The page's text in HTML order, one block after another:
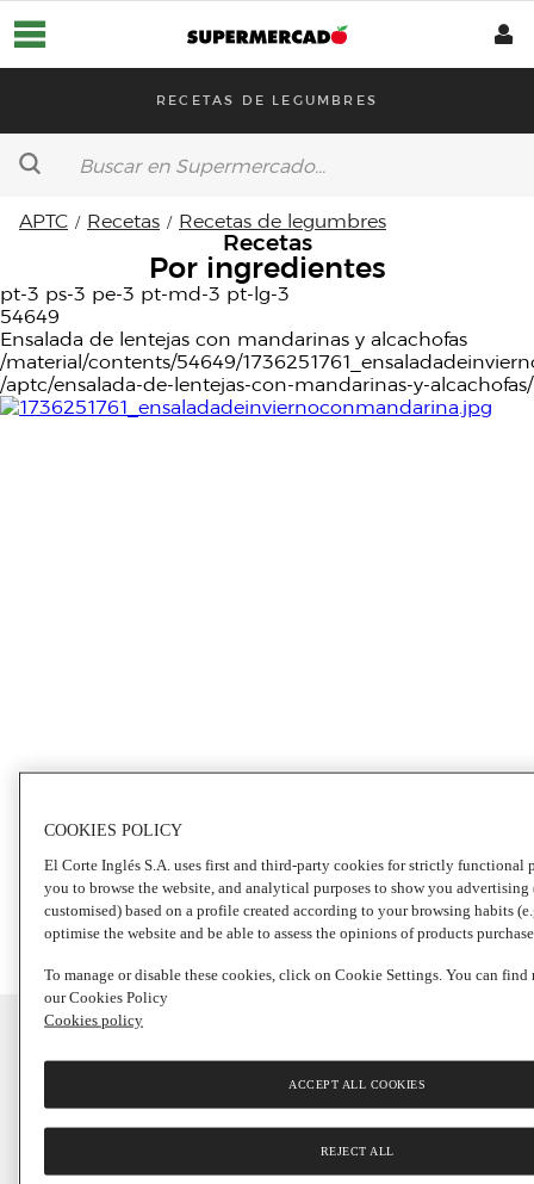
Supermercado
Platos preparados
Aptc
ECO
Nuestras marcas
RECETAS DE LEGUMBRES
APTC Recetas Recetas de legumbres
Recetas
Por ingredientes
pt-3 ps-3 pe-3 pt-md-3 pt-lg-3
54649
Ensalada de lentejas con mandarinas y alcachofas
/material/contents/54649/
/aptc/ensalada-de-lentejas-con-mandarinas-y-alcachofas/
Ensalada de lentejas
con mandarinas y
Fruta
Arroz
Legumbres
COOKIES POLICY
El Corte Inglés S.A. uses first and third-party cookies for strictly functional
you to browse the website, and analytical purposes to show you advertising
customised) based on a profile created according to your browsing habits
optimise the website and be able to assess the opinions of products
To manage or disable these cookies, click on Cookie Settings. You can
our Cookies Policy
Cookies policy
REJECT ALL
ACCEPT ALL COOKIES